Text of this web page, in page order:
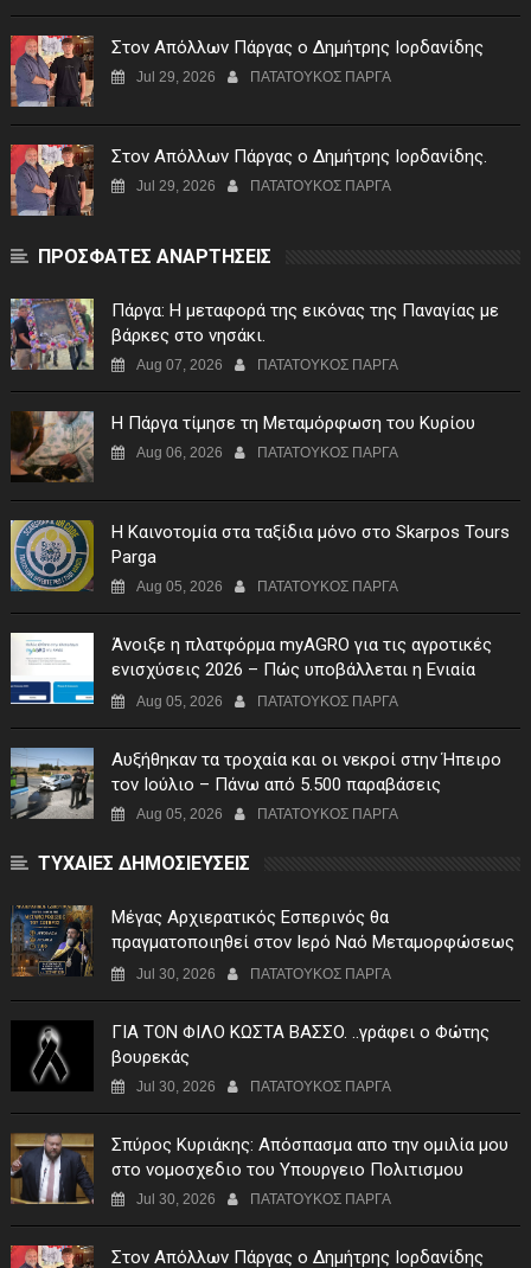
Στον Απόλλων Πάργας ο Δημήτρης Ιορδανίδης
Jul 29, 2026 ΠΑΤΑΤΟΥΚΟΣ ΠΑΡΓΑ
Στον Απόλλων Πάργας ο Δημήτρης Ιορδανίδης.
Jul 29, 2026 ΠΑΤΑΤΟΥΚΟΣ ΠΑΡΓΑ
ΠΡΟΣΦΑΤΕΣ ΑΝΑΡΤΗΣΕΙΣ
Πάργα: Η μεταφορά της εικόνας της Παναγίας με
βάρκες στο νησάκι.
Aug 07, 2026 ΠΑΤΑΤΟΥΚΟΣ ΠΑΡΓΑ
Η Πάργα τίμησε τη Μεταμόρφωση του Κυρίου
Aug 06, 2026 ΠΑΤΑΤΟΥΚΟΣ ΠΑΡΓΑ
Η Καινοτομία στα ταξίδια μόνο στο Skarpos Tours
Parga
Aug 05, 2026 ΠΑΤΑΤΟΥΚΟΣ ΠΑΡΓΑ
Άνοιξε η πλατφόρμα myAGRO για τις αγροτικές
ενισχύσεις 2026 – Πώς υποβάλλεται η Ενιαία
Αίτηση Ενίσχυσης
Aug 05, 2026 ΠΑΤΑΤΟΥΚΟΣ ΠΑΡΓΑ
Αυξήθηκαν τα τροχαία και οι νεκροί στην Ήπειρο
τον Ιούλιο – Πάνω από 5.500 παραβάσεις
Aug 05, 2026 ΠΑΤΑΤΟΥΚΟΣ ΠΑΡΓΑ
ΤΥΧΑΙΕΣ ΔΗΜΟΣΙΕΥΣΕΙΣ
Μέγας Αρχιερατικός Εσπερινός θα
πραγματοποιηθεί στον Ιερό Ναό Μεταμορφώσεως
του Σωτήρος Σταυροχωρίου στης 5 Αυγούστου
Jul 30, 2026 ΠΑΤΑΤΟΥΚΟΣ ΠΑΡΓΑ
ΓIA TON ΦIΛO KΩΣTA BAΣΣO. ..γράφει ο Φώτης
βουρεκάς
Jul 30, 2026 ΠΑΤΑΤΟΥΚΟΣ ΠΑΡΓΑ
Σπύρος Κυριάκης: Απόσπασμα απο την ομιλία μου
στο νομοσχεδιο του Υπουργειο Πολιτισμου
Jul 30, 2026 ΠΑΤΑΤΟΥΚΟΣ ΠΑΡΓΑ
Στον Απόλλων Πάργας ο Δημήτρης Ιορδανίδης